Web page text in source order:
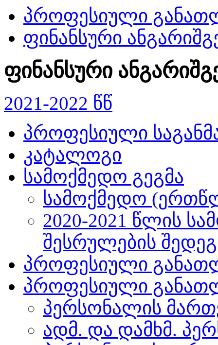
პროფესიული
ფინანსური
ფინანსური
2021-2022 წწ
პროფესიული
კატალოგი
სამოქმედო გეგმა
სამოქმედო
2020-2021 წლის
შესრულების
პროფესიული
პროფესიული
პერსონალის
ადმ. და დამხმ.